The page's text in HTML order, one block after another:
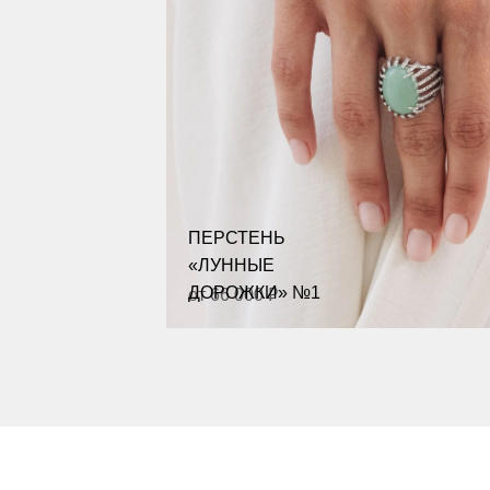
от 66 000 ₽
ПЕРСТЕНЬ
«ЛУННЫЕ
ДОРОЖКИ» №1